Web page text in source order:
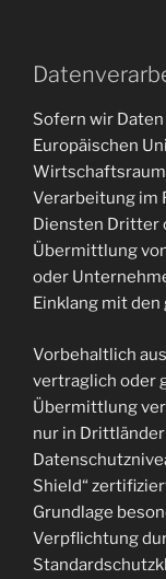
Sofern wir
Europäischen
Verarbeitung im
Diensten Dritter
Übermittlung
oder
Einklang mit
Vorbehaltlich
vertraglich oder
Übermittlung
nur in
Shield“
Grundlage
Verpflichtung